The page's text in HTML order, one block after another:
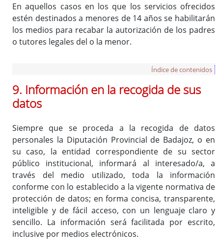
En aquellos casos en los que los servicios ofrecidos
estén destinados a menores de 14 años se habilitarán
los medios para recabar la autorización de los padres
o tutores legales del o la menor.
Índice de contenidos
9. Información en la recogida de sus
datos
Siempre que se proceda a la recogida de datos
personales la Diputación Provincial de Badajoz, o en
su caso, la entidad correspondiente de su sector
público institucional, informará al interesado/a, a
través del medio utilizado, toda la información
conforme con lo establecido a la vigente normativa de
protección de datos; en forma concisa, transparente,
inteligible y de fácil acceso, con un lenguaje claro y
sencillo. La información será facilitada por escrito,
inclusive por medios electrónicos.